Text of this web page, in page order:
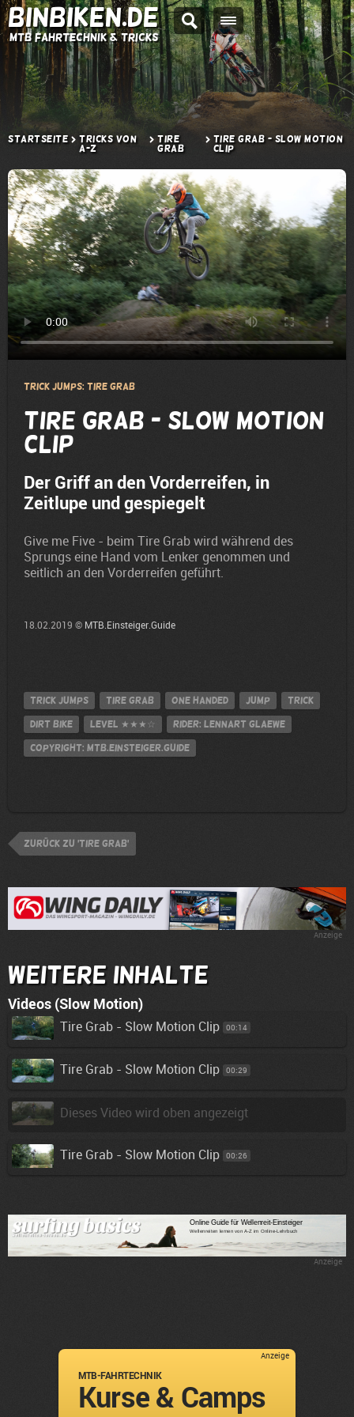
BINBIKEN.DE
MTB Fahrtechnik & Tricks
Startseite
Tricks von
A-Z
Tire
Grab
Tire Grab - Slow Motion
Clip
Trick Jumps: Tire Grab
Tire Grab - Slow Motion
Clip
Der Griff an den Vorderreifen, in
Zeitlupe und gespiegelt
Give me Five - beim Tire Grab wird während des
Sprungs eine Hand vom Lenker genommen und
seitlich an den Vorderreifen geführt.
18.02.2019 © MTB.Einsteiger.Guide
Trick Jumps Tire Grab one handed jump Trick
Dirt Bike Level ★★★☆ Rider: Lennart Glaewe
Copyright: MTB.Einsteiger.Guide
zurück zu 'Tire Grab'
Anzeige
Weitere Inhalte
Videos (Slow Motion)
Tire Grab - Slow Motion Clip 00:14
Tire Grab - Slow Motion Clip 00:29
Dieses Video wird oben angezeigt
Tire Grab - Slow Motion Clip 00:26
Anzeige
Anzeige
MTB-FAHRTECHNIK
Kurse & Camps